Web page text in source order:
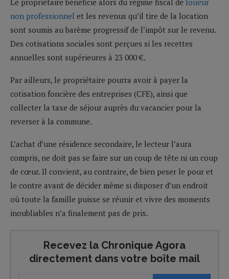
non professionnel et les revenus qu’il tire de la location
sont soumis au barème progressif de l’impôt sur le revenu.
Des cotisations sociales sont perçues si les recettes
annuelles sont supérieures à 23 000 €.
Par ailleurs, le propriétaire pourra avoir à payer la
cotisation foncière des entreprises (CFE), ainsi que
collecter la taxe de séjour auprès du vacancier pour la
reverser à la commune.
L’achat d’une résidence secondaire, le lecteur l’aura
compris, ne doit pas se faire sur un coup de tête ni un coup
de cœur. Il convient, au contraire, de bien peser le pour et
le contre avant de décider même si disposer d’un endroit
où toute la famille puisse se réunir et vivre des moments
inoubliables n’a finalement pas de prix.
Recevez la Chronique Agora
directement dans votre boîte mail